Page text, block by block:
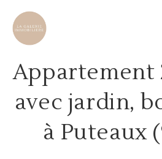
Appartement
avec jardin,
à Puteaux